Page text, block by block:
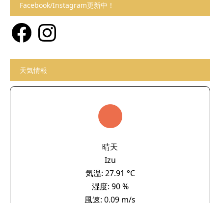
Facebook/Instagram更新中！
FacebookInstagram
天気情報
晴天
Izu
気温: 27.91 °C
湿度: 90 %
風速: 0.09 m/s